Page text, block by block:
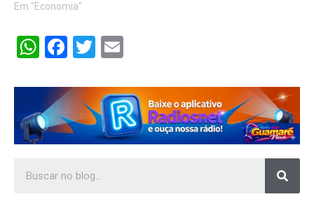
Em "Economia"
WhatsApp
Facebook
Twitter